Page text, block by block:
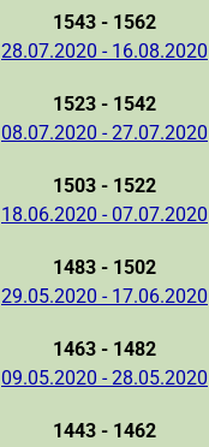
1543 - 1562
28.07.2020 - 16.08.2020
1523 - 1542
08.07.2020 - 27.07.2020
1503 - 1522
18.06.2020 - 07.07.2020
1483 - 1502
29.05.2020 - 17.06.2020
1463 - 1482
09.05.2020 - 28.05.2020
1443 - 1462